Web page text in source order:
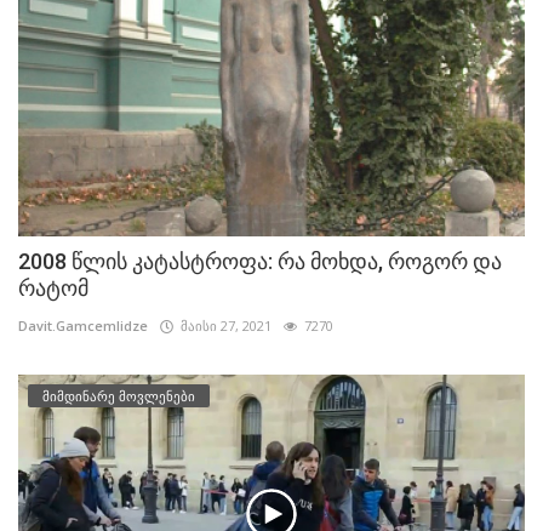
2008 წლის კატასტროფა: რა მოხდა, როგორ და
რატომ
Davit.Gamcemlidze მაისი 27, 2021 7270
მიმდინარე მოვლენები